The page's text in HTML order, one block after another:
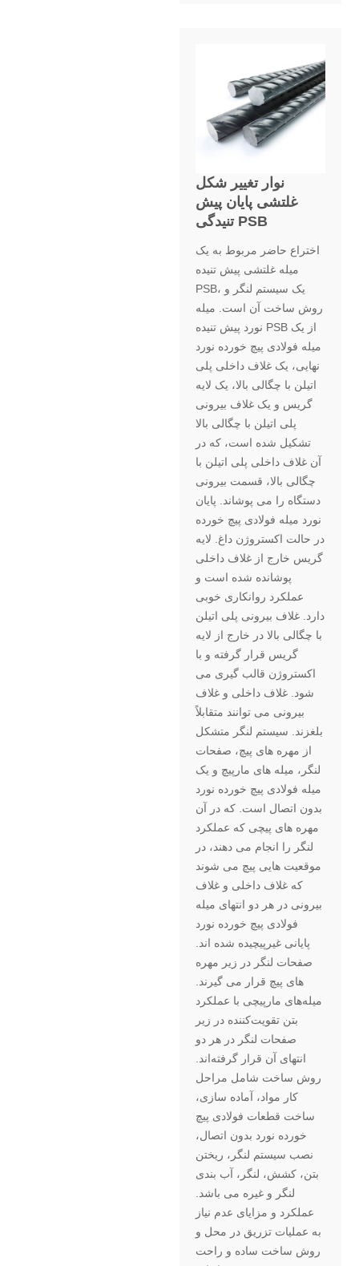
نوار تغییر شکل
غلتشی پایان پیش
تنیدگی PSB
اختراع حاضر مربوط به یک
میله غلتشی پیش تنیده
PSB، یک سیستم لنگر و
روش ساخت آن است. میله
نورد پیش تنیده PSB از یک
میله فولادی پیچ خورده نورد
نهایی، یک غلاف داخلی پلی
اتیلن با چگالی بالا، یک لایه
گریس و یک غلاف بیرونی
پلی اتیلن با چگالی بالا
تشکیل شده است، که در
آن غلاف داخلی پلی اتیلن با
چگالی بالا، قسمت بیرونی
دستگاه را می پوشاند. پایان
نورد میله فولادی پیچ خورده
در حالت اکستروژن داغ. لایه
گریس خارج از غلاف داخلی
پوشانده شده است و
عملکرد روانکاری خوبی
دارد. غلاف بیرونی پلی اتیلن
با چگالی بالا در خارج از لایه
گریس قرار گرفته و با
اکستروژن قالب گیری می
شود. غلاف داخلی و غلاف
بیرونی می توانند متقابلاً
بلغزند. سیستم لنگر متشکل
از مهره های پیچ، صفحات
لنگر، میله های مارپیچ و یک
میله فولادی پیچ خورده نورد
بدون اتصال است. که در آن
مهره های پیچی که عملکرد
لنگر را انجام می دهند، در
موقعیت هایی پیچ می شوند
که غلاف داخلی و غلاف
بیرونی در هر دو انتهای میله
فولادی پیچ خورده نورد
پایانی غیرپیچیده شده اند.
صفحات لنگر در زیر مهره
های پیچ قرار می گیرند.
میله‌های مارپیچی با عملکرد
بتن تقویت‌کننده در زیر
صفحات لنگر در هر دو
انتهای آن قرار گرفته‌اند.
روش ساخت شامل مراحل
کار مواد، آماده سازی،
ساخت قطعات فولادی پیچ
خورده نورد بدون اتصال،
نصب سیستم لنگر، ریختن
بتن، کشش، لنگر، آب بندی
لنگر و غیره می باشد.
عملکرد و مزایای عدم نیاز
به عملیات تزریق در محل و
روش ساخت ساده و راحت